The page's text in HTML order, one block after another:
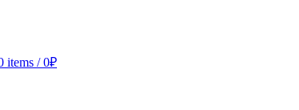
items / 0₽